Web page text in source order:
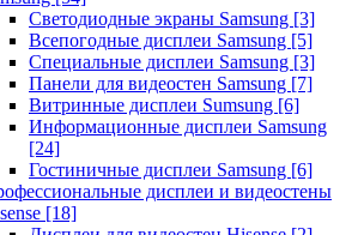
Светодиодные экраны Samsung [3]
Всепогодные дисплеи Samsung [5]
Специальные дисплеи Samsung [3]
Панели для видеостен Samsung [7]
Витринные дисплеи Sumsung [6]
Информационные дисплеи Samsung
[24]
Гостиничные дисплеи Samsung [6]
дисплеи и видеостены
[18]